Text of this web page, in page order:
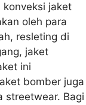
konveksi jaket
oleh para
resleting di
jaket
ini
bomber juga
streetwear. Bagi